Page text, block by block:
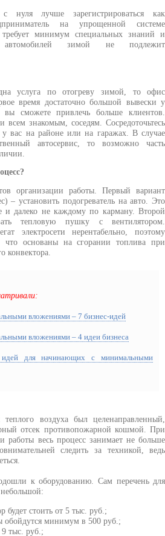
нуля лучше зарегистрироваться как
на упрощенной системе
минимум специальных знаний и
зимой не подлежит
услуга по отогреву зимой, то офис
время достаточно большой вывески у
сможете привлечь больше клиентов.
всем знакомым, соседям. Сосредоточьтесь
вас на районе или на гаражах. В случае
автосервис, то возможно часть
организации работы. Первый вариант
– установить подогреватель на авто. Это
и далеко не каждому по карману. Второй
тепловую пушку с вентилятором.
электросети нерентабельно, поэтому
что основаны на сгорании топлива при
конвектора.
вложениями – 7 бизнес-идей
вложениями – 4 идеи бизнеса
для начинающих с минимальными
воздуха был целенаправленный,
отсек противопожарной кошмой. При
работы весь процесс занимает не больше
следить за техникой, ведь
к оборудованию. Сам перечень для
небольшой:
будет стоить от 5 тыс. руб.;
обойдутся минимум в 500 руб.;
тыс. руб.;